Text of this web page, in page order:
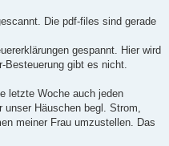
Die pdf-files sind gerade
gespannt. Hier wird
Besteuerung gibt es nicht.
letzte Woche auch jeden
unser Häuschen begl. Strom,
meiner Frau umzustellen. Das